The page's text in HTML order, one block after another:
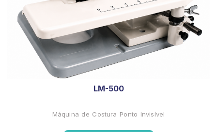
LM-500
Máquina de Costura Ponto Invisível